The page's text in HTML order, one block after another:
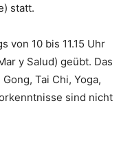
statt.
von 10 bis 11.15 Uhr
y Salud) geübt. Das
Tai Chi, Yoga,
sind nicht